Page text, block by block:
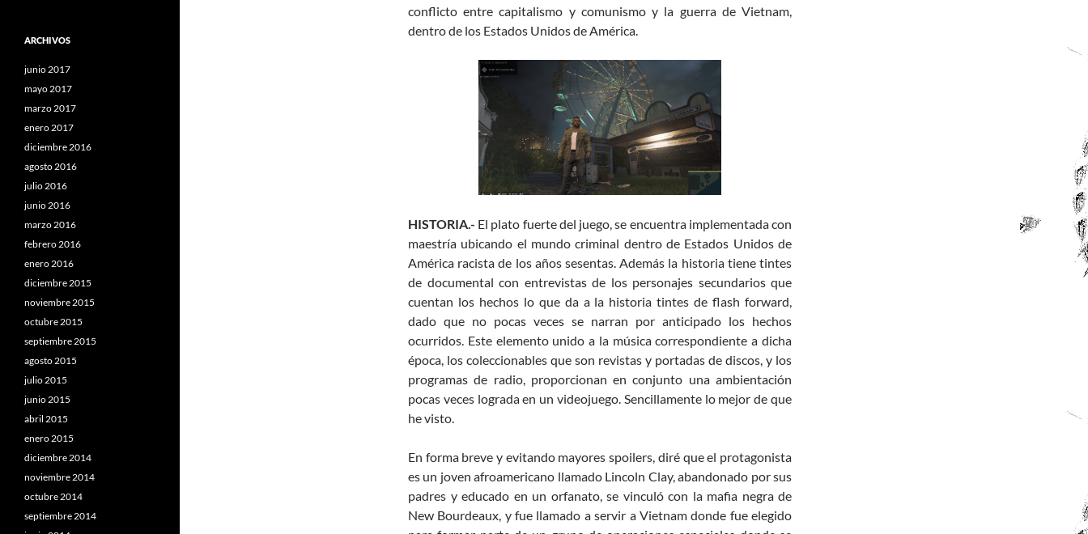
conflicto entre capitalismo y comunismo y la guerra de Vietnam,
dentro de los Estados Unidos de América.
HISTORIA.- El plato fuerte del juego, se encuentra implementada con
maestría ubicando el mundo criminal dentro de Estados Unidos de
América racista de los años sesentas. Además la historia tiene tintes
de documental con entrevistas de los personajes secundarios que
cuentan los hechos lo que da a la historia tintes de flash forward,
dado que no pocas veces se narran por anticipado los hechos
ocurridos. Este elemento unido a la música correspondiente a dicha
época, los coleccionables que son revistas y portadas de discos, y los
programas de radio, proporcionan en conjunto una ambientación
pocas veces lograda en un videojuego. Sencillamente lo mejor de que
he visto.
En forma breve y evitando mayores spoilers, diré que el protagonista
es un joven afroamericano llamado Lincoln Clay, abandonado por sus
padres y educado en un orfanato, se vinculó con la mafia negra de
New Bourdeaux, y fue llamado a servir a Vietnam donde fue elegido
ARCHIVOS
junio 2017
mayo 2017
marzo 2017
enero 2017
diciembre 2016
agosto 2016
julio 2016
junio 2016
marzo 2016
febrero 2016
enero 2016
diciembre 2015
noviembre 2015
octubre 2015
septiembre 2015
agosto 2015
julio 2015
junio 2015
abril 2015
enero 2015
diciembre 2014
noviembre 2014
octubre 2014
septiembre 2014